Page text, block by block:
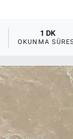
1 DK
OKUNMA